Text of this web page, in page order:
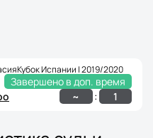
Кубок Испании | 2019/2020
Завершено в доп. время
~ : 1